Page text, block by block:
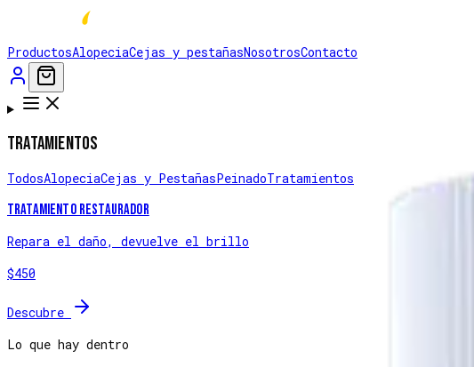
ProductosAlopeciaCejas y pestañasNosotrosContacto
Tratamientos
TodosAlopeciaCejas y PestañasPeinadoTratamientos
Tratamiento Restaurador
Repara el daño, devuelve el brillo
$450
Descubre
Lo que hay dentro